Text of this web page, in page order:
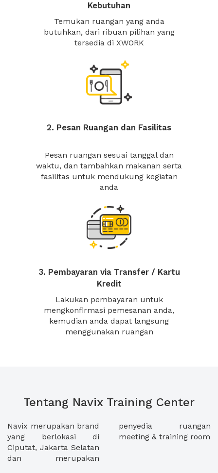
Kebutuhan
Temukan ruangan yang anda
butuhkan, dari ribuan pilihan yang
tersedia di XWORK
2. Pesan Ruangan dan Fasilitas
Pesan ruangan sesuai tanggal dan
waktu, dan tambahkan makanan serta
fasilitas untuk mendukung kegiatan
anda
3. Pembayaran via Transfer / Kartu
Kredit
Lakukan pembayaran untuk
mengkonfirmasi pemesanan anda,
kemudian anda dapat langsung
menggunakan ruangan
Tentang Navix Training Center
Navix merupakan brand
yang berlokasi di
Ciputat, Jakarta Selatan
dan merupakan
penyedia ruangan
meeting & training room